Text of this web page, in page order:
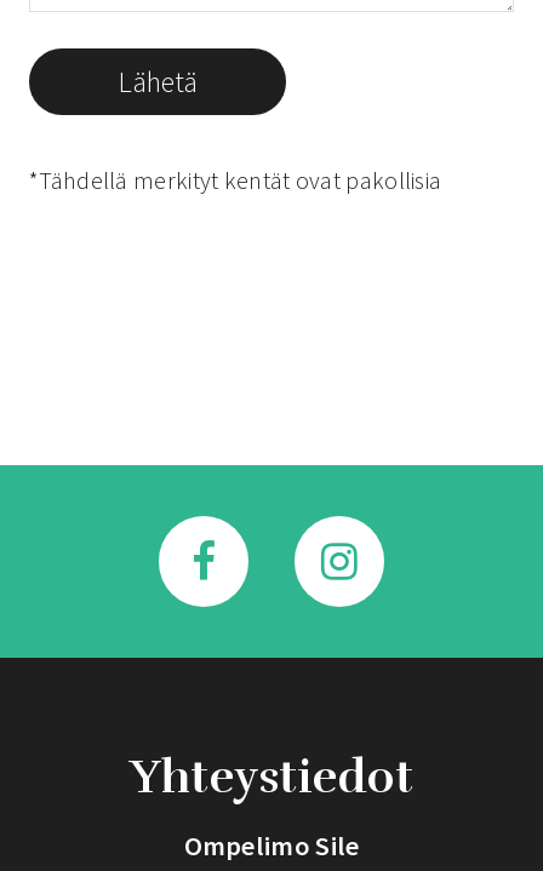
*Tähdellä merkityt kentät ovat pakollisia
Yhteystiedot
Ompelimo Sile